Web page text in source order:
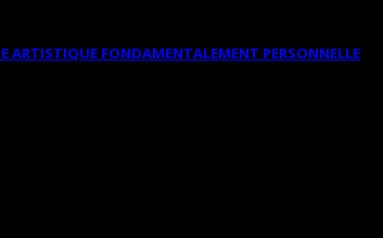
ARTISTIQUE FONDAMENTALEMENT PERSONNELLE